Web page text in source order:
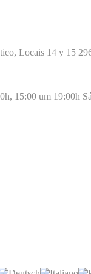
Locais 14 y 15
15:00 um 19:00h